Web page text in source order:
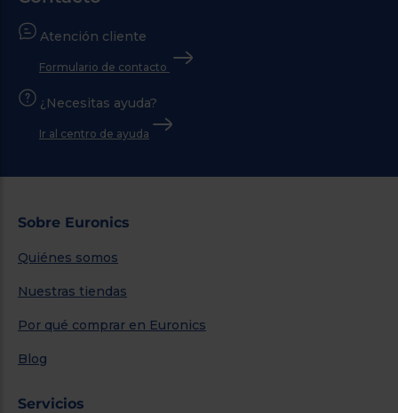
Atención cliente
Formulario de contacto
¿Necesitas ayuda?
Ir al centro de ayuda
Sobre Euronics
Quiénes somos
Nuestras tiendas
Por qué comprar en Euronics
Blog
Servicios